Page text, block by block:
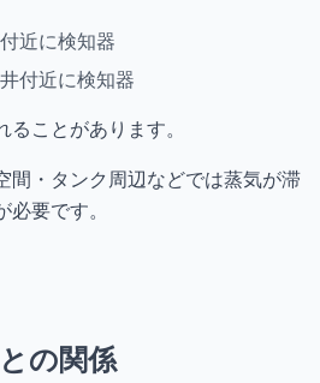
近に検知器
付近に検知器
ことがあります。
間・タンク周辺などでは蒸気が滞
要です。
の関係